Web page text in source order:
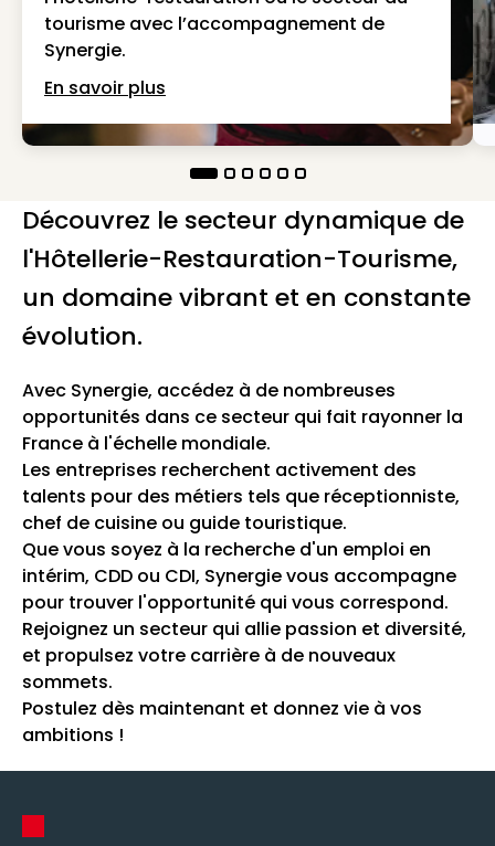
tourisme avec l’accompagnement de
Synergie.
En savoir plus
Découvrez le secteur dynamique de
l'Hôtellerie-Restauration-Tourisme,
un domaine vibrant et en constante
évolution.
Avec Synergie, accédez à de nombreuses
opportunités dans ce secteur qui fait rayonner la
France à l'échelle mondiale.
Les entreprises recherchent activement des
talents pour des métiers tels que réceptionniste,
chef de cuisine ou guide touristique.
Que vous soyez à la recherche d'un emploi en
intérim, CDD ou CDI, Synergie vous accompagne
pour trouver l'opportunité qui vous correspond.
Rejoignez un secteur qui allie passion et diversité,
et propulsez votre carrière à de nouveaux
sommets.
Postulez dès maintenant et donnez vie à vos
ambitions !